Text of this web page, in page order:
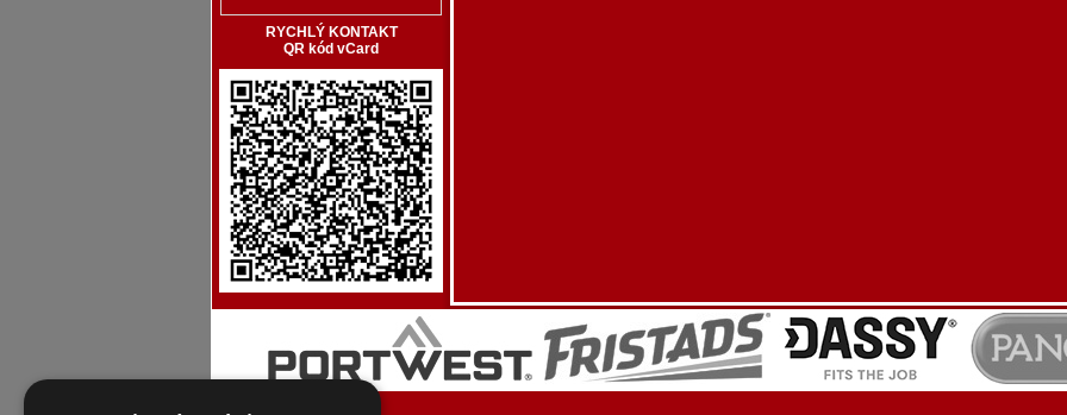
RYCHLÝ KONTAKT
QR kód vCard